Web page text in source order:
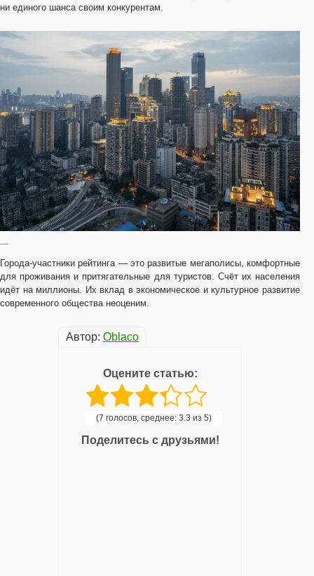
ни единого шанса своим конкурентам.
—
Города-участники рейтинга — это развитые мегаполисы, комфортные
для проживания и притягательные для туристов. Счёт их населения
идёт на миллионы. Их вклад в экономическое и культурное развитие
современного общества неоценим.
Автор: Oblaco
Оцените статью:
(7 голосов, среднее: 3.3 из 5)
Поделитесь с друзьями!